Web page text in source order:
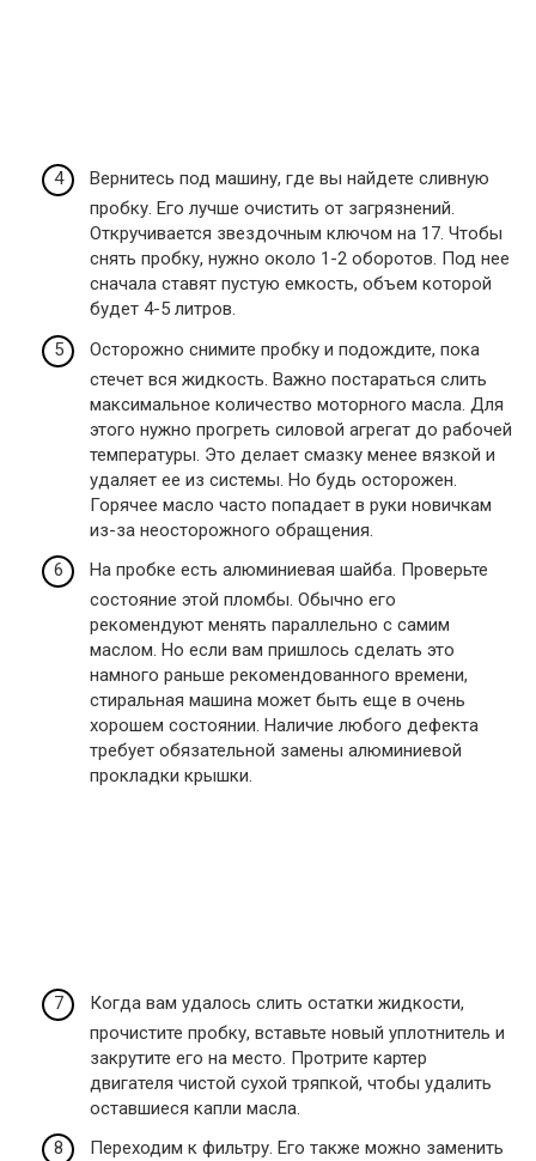
Вернитесь под машину, где вы найдете сливную
пробку. Его лучше очистить от загрязнений.
Откручивается звездочным ключом на 17. Чтобы
снять пробку, нужно около 1-2 оборотов. Под нее
сначала ставят пустую емкость, объем которой
будет 4-5 литров.
Осторожно снимите пробку и подождите, пока
стечет вся жидкость. Важно постараться слить
максимальное количество моторного масла. Для
этого нужно прогреть силовой агрегат до рабочей
температуры. Это делает смазку менее вязкой и
удаляет ее из системы. Но будь осторожен.
Горячее масло часто попадает в руки новичкам
из-за неосторожного обращения.
На пробке есть алюминиевая шайба. Проверьте
состояние этой пломбы. Обычно его
рекомендуют менять параллельно с самим
маслом. Но если вам пришлось сделать это
намного раньше рекомендованного времени,
стиральная машина может быть еще в очень
хорошем состоянии. Наличие любого дефекта
требует обязательной замены алюминиевой
прокладки крышки.
Когда вам удалось слить остатки жидкости,
прочистите пробку, вставьте новый уплотнитель и
закрутите его на место. Протрите картер
двигателя чистой сухой тряпкой, чтобы удалить
оставшиеся капли масла.
Переходим к фильтру. Его также можно заменить